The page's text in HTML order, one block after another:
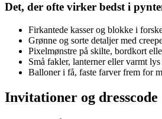
Det, der ofte virker bedst i
Firkantede kasser og blokke i
Grønne og sorte detaljer med
Pixelmønstre på skilte, bordkort
Små fakler, lanterner eller varmt
Balloner i få, faste farver frem for
Invitationer og dresscode